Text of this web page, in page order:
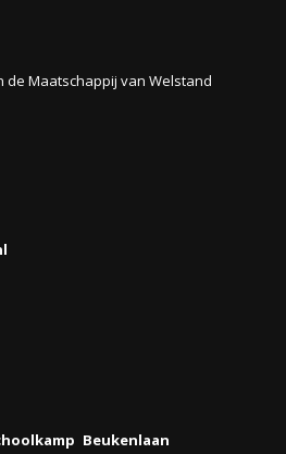
de Maatschappij van Welstand
Beukenlaan